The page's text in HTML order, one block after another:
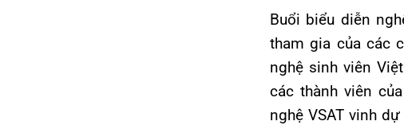
Buổi biểu diễn
tham gia của các
nghệ sinh viên
các thành viên
nghệ VSAT vinh